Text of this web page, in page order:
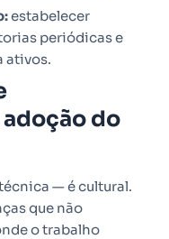
estabelecer
periódicas e
ativos.
do
— é cultural.
que não
o trabalho